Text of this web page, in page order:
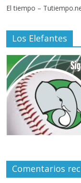
El tiempo –
Los Elefantes
Comentarios